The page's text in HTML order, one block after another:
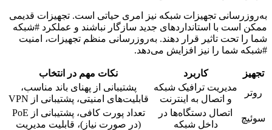
به‌روزرسانی تجهیزات شبکه نیز امری حیاتی است. تجهیزات قدیمی
ممکن است با استانداردهای جدید سازگار نباشند و عملکرد #شبکه
شما را تحت تاثیر قرار دهند. به‌روزرسانی منظم تجهیزات، امنیت
#شبکه شما را نیز افزایش می‌دهد.
تجهیز کاربرد
نکات مهم در انتخاب
روتر
مدیریت ترافیک شبکه
و اتصال به اینترنت
پشتیبانی از پهنای باند مناسب،
قابلیت‌های امنیتی، پشتیبانی از VPN
سوئیچ
اتصال دستگاه‌ها در
داخل شبکه
تعداد پورت کافی، پشتیبانی از PoE
(در صورت نیاز)، قابلیت مدیریت